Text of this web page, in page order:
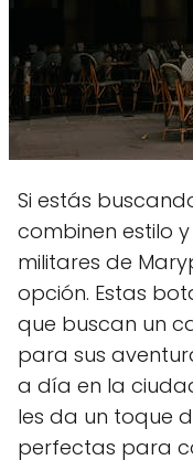
Si estás
combinen estilo
militares de
opción. Estas
que buscan un
para sus
a día en la
les da un toque
perfectas para